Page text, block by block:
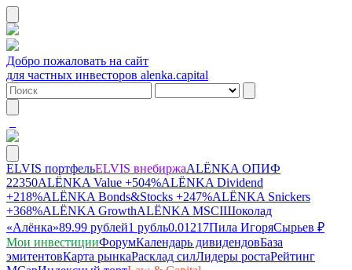
Добро пожаловать на сайт
для частных инвесторов alenka.capital
ELVIS портфельELVIS внебиржаALЁNKA ОПИФ
22350ALЁNKA Value +504%ALЁNKA Dividend
+218%ALЁNKA Bonds&Stocks +247%ALЁNKA Snickers
+368%ALЁNKA GrowthALЁNKA MSCIШоколад
«Алёнка»89.99 рублей1 рубль0.01217Пила ИгоряСырьев ₽
Мои инвестицииФорумКалендарь дивидендовБаза
эмитентовКарта рынкаРасклад силЛидеры ростаРейтинг